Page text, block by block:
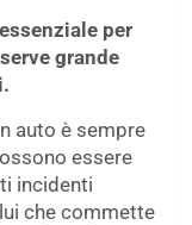
per
grande
auto è sempre
essere
incidenti
che commette